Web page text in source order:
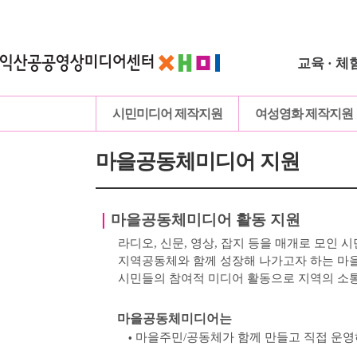
교육 · 체
시민미디어 제작지원 여성영화 제작지원
마을공동체미디어 지원
마을공동체미디어 활동 지원
라디오, 신문, 영상, 잡지 등을 매개로 모인 시
지역공동체와 함께 성장해 나가고자 하는 마
시민들의 참여적 미디어 활동으로 지역의 소
마을공동체미디어는
• 마을주민/공동체가 함께 만들고 직접 운